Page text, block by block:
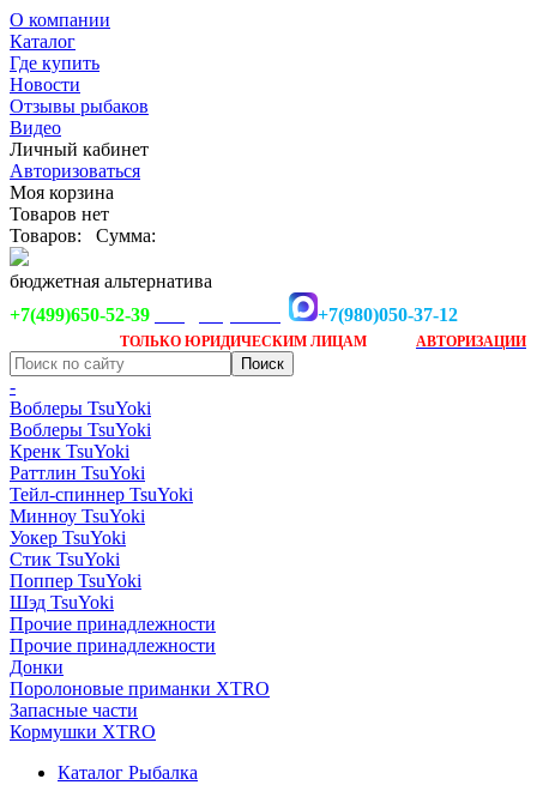
О компании
Каталог
Где купить
Новости
Отзывы рыбаков
Видео
Личный кабинет
Авторизоваться
Моя корзина
Товаров нет
Товаров:
Сумма:
бюджетная альтернатива
+7(499)650-52-39
+7(980)050-37-12
ТОЛЬКО ЮРИДИЧЕСКИМ ЛИЦАМ АВТОРИЗАЦИИ
-
Воблеры TsuYoki
Воблеры TsuYoki
Кренк TsuYoki
Раттлин TsuYoki
Тейл-спиннер TsuYoki
Минноу TsuYoki
Уокер TsuYoki
Стик TsuYoki
Поппер TsuYoki
Шэд TsuYoki
Прочие принадлежности
Прочие принадлежности
Донки
Поролоновые приманки XTRO
Запасные части
Кормушки XTRO
Каталог Рыбалка